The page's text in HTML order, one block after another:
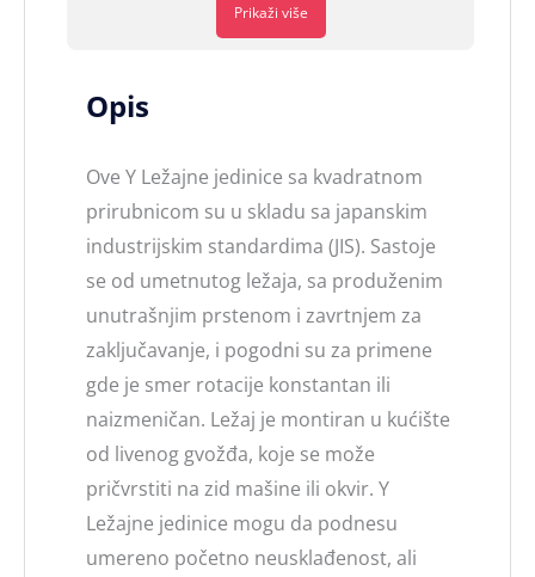
Prikaži više
Opis
Ove Y Ležajne jedinice sa kvadratnom
prirubnicom su u skladu sa japanskim
industrijskim standardima (JIS). Sastoje
se od umetnutog ležaja, sa produženim
unutrašnjim prstenom i zavrtnjem za
zaključavanje, i pogodni su za primene
gde je smer rotacije konstantan ili
naizmeničan. Ležaj je montiran u kućište
od livenog gvožđa, koje se može
pričvrstiti na zid mašine ili okvir. Y
Ležajne jedinice mogu da podnesu
umereno početno neusklađenost, ali